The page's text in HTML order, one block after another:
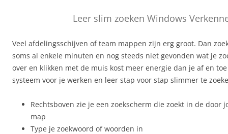
Leer slim zoeken Windows
Veel afdelingsschijven of team mappen zijn erg groot. Dan
soms al enkele minuten en nog steeds niet gevonden wat je
over en klikken met de muis kost meer energie dan je af en
systeem voor je werken en leer stap voor stap slimmer te
Rechtsboven zie je een zoekscherm die zoekt in de door
map
Type je zoekwoord of woorden in